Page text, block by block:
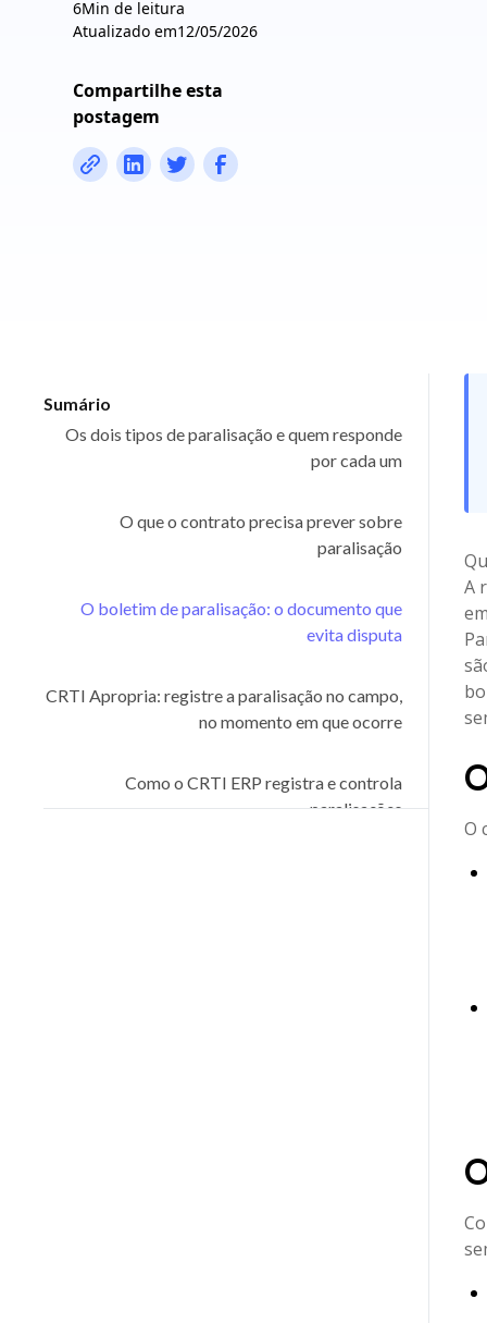
6Min de leitura
Atualizado em12/05/2026
Compartilhe esta
postagem
Sumário
Os dois tipos de paralisação e quem responde
por cada um
O que o contrato precisa prever sobre
paralisação
O boletim de paralisação: o documento que
evita disputa
CRTI Apropria: registre a paralisação no campo,
no momento em que ocorre
Como o CRTI ERP registra e controla
paralisações
A
O